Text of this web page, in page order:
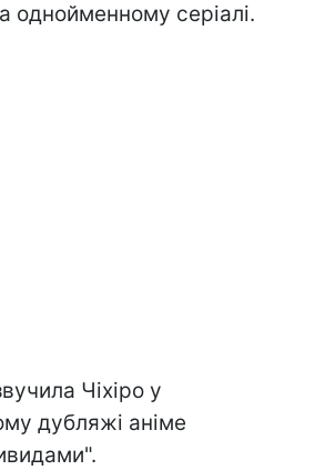
однойменному серіалі.
Чіхіро у
дубляжі аніме